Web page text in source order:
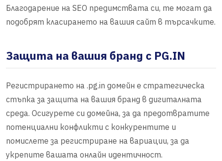
Благодарение на SEO предимствата си, те могат да
подобрят класирането на вашия сайт в търсачките.
Защита на вашия бранд с PG.IN
Регистрирането на .pg.in домейн е стратегическа
стъпка за защита на вашия бранд в дигиталната
среда. Осигурете си домейна, за да предотвратите
потенциални конфликти с конкурентите и
помислете за регистриране на вариации, за да
укрепите вашата онлайн идентичност.